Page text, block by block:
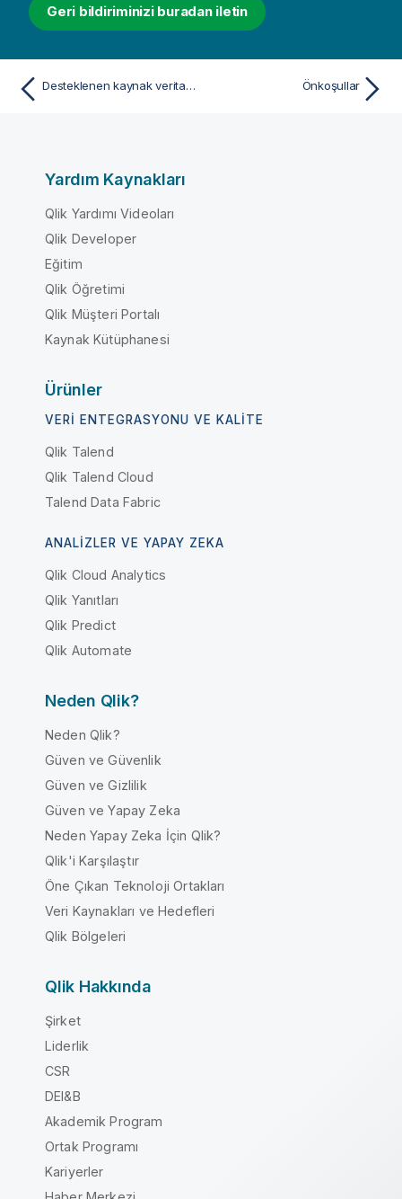
Geri bildiriminizi buradan iletin
Desteklenen kaynak veritabanları ve sürümleri Önkoşullar
Yardım Kaynakları
Qlik Yardımı Videoları
Qlik Developer
Eğitim
Qlik Öğretimi
Qlik Müşteri Portalı
Kaynak Kütüphanesi
Ürünler
VERI ENTEGRASYONU VE KALITE
Qlik Talend
Qlik Talend Cloud
Talend Data Fabric
ANALIZLER VE YAPAY ZEKA
Qlik Cloud Analytics
Qlik Yanıtları
Qlik Predict
Qlik Automate
Neden Qlik?
Neden Qlik?
Güven ve Güvenlik
Güven ve Gizlilik
Güven ve Yapay Zeka
Neden Yapay Zeka İçin Qlik?
Qlik'i Karşılaştır
Öne Çıkan Teknoloji Ortakları
Veri Kaynakları ve Hedefleri
Qlik Bölgeleri
Qlik Hakkında
Şirket
Liderlik
CSR
DEI&B
Akademik Program
Ortak Programı
Kariyerler